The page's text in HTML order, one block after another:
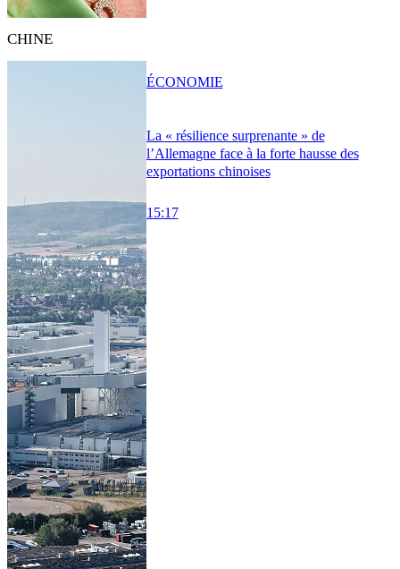
CHINE
La « résilience surprenante » de
l’Allemagne face à la forte hausse des
exportations chinoises
15:17
ÉCONOMIE